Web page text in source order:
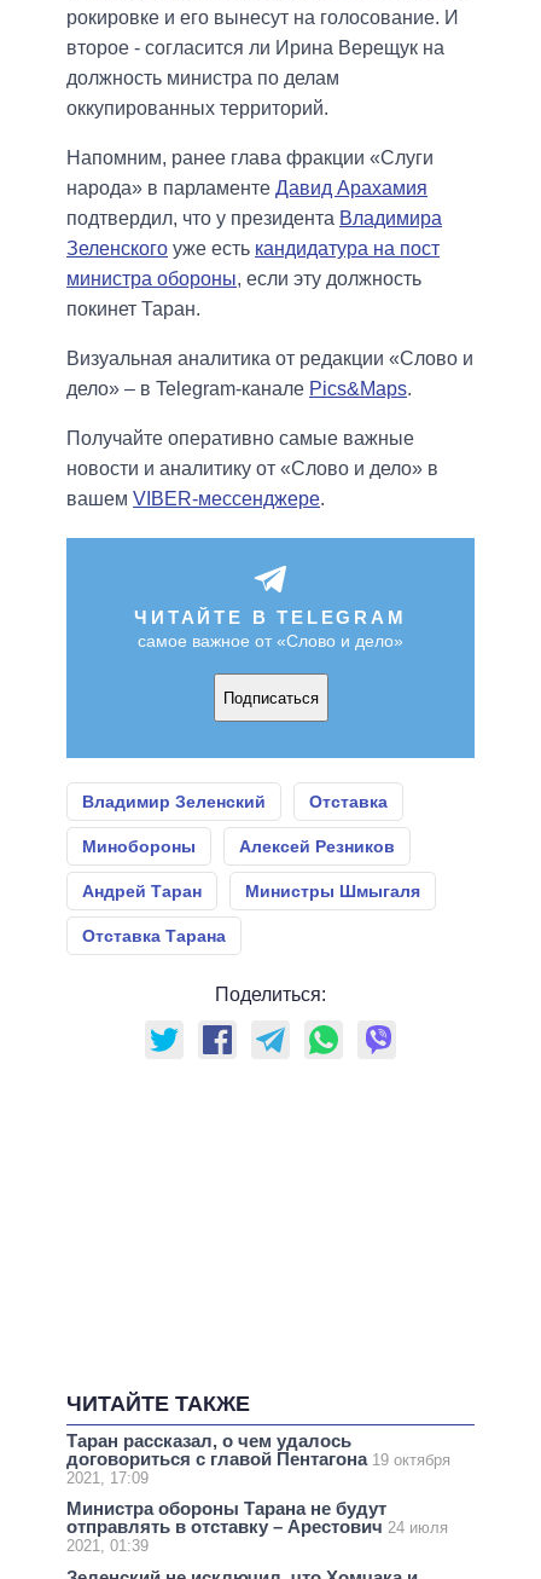
рокировке и его вынесут на голосование. И
второе - согласится ли Ирина Верещук на
должность министра по делам
оккупированных территорий.
Напомним, ранее глава фракции «Слуги
народа» в парламенте Давид Арахамия
подтвердил, что у президента Владимира
Зеленского уже есть кандидатура на пост
министра обороны, если эту должность
покинет Таран.
Визуальная аналитика от редакции «Слово и
дело» – в Telegram-канале Pics&Maps.
Получайте оперативно самые важные
новости и аналитику от «Слово и дело» в
вашем VIBER-мессенджере.
ЧИТАЙТЕ В TELEGRAM
самое важное от «Слово и дело»
Подписаться
Владимир Зеленский Отставка
Минобороны Алексей Резников
Андрей Таран Министры Шмыгаля
Отставка Тарана
Поделиться:
ЧИТАЙТЕ ТАКЖЕ
Таран рассказал, о чем удалось
договориться с главой Пентагона 19 октября
2021, 17:09
Министра обороны Тарана не будут
отправлять в отставку – Арестович 24 июля
2021, 01:39